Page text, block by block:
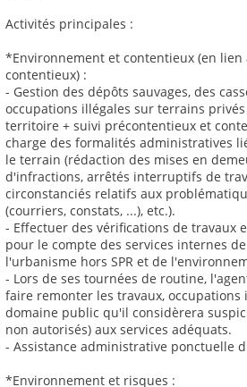
Activités principales :
*Environnement et contentieux (en lien
contentieux) :
- Gestion des dépôts sauvages, des
occupations illégales sur terrains
territoire + suivi précontentieux et
charge des formalités administratives
le terrain (rédaction des mises en
d'infractions, arrêtés interruptifs de
circonstanciés relatifs aux
(courriers, constats, ...), etc.).
- Effectuer des vérifications de travaux
pour le compte des services internes
l'urbanisme hors SPR et de
- Lors de ses tournées de routine,
faire remonter les travaux, occupations
domaine public qu'il considèrera
non autorisés) aux services adéquats.
- Assistance administrative ponctuelle
*Environnement et risques :